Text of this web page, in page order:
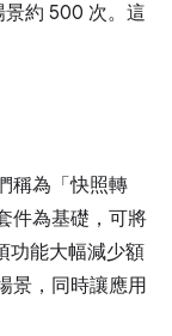
約 500 次。這
稱為「快照轉
件為基礎，可將
功能大幅減少額
景，同時讓應用